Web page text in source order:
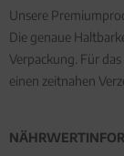
Unsere
Die genaue
Verpackung. Für
einen zeitnahen